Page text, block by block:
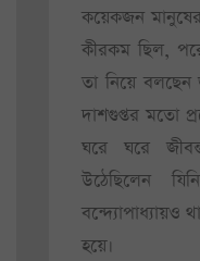
কয়েকজন মানুষের
কীরকম ছিল,
তা নিয়ে বলছেন
দাশগুপ্তর মতো
ঘরে ঘরে
উঠেছিলেন
বন্দ্যোপাধ্যায়ও
হয়ে।